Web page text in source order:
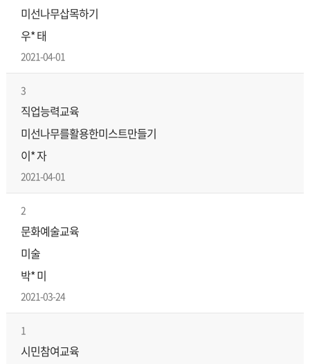
미선나무삽목하기
우* 태
2021-04-01
3
직업능력교육
미선나무를활용한미스트만들기
이* 자
2021-04-01
2
문화예술교육
미술
박* 미
2021-03-24
1
시민참여교육